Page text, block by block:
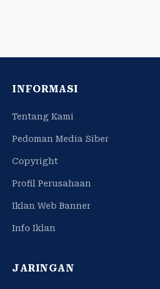
INFORMASI
Tentang Kami
Pedoman Media Siber
Copyright
Profil Perusahaan
Iklan Web Banner
Info Iklan
JARINGAN